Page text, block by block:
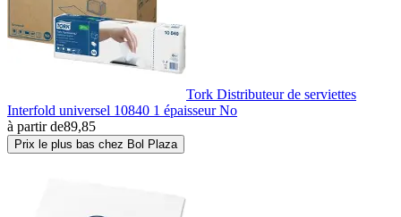
Tork Distributeur de serviettes
Interfold universel 10840 1 épaisseur No
à partir de89,85
Prix le plus bas chez Bol Plaza